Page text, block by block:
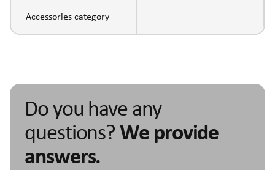
Accessories category
Do you have any
questions? We provide
answers.